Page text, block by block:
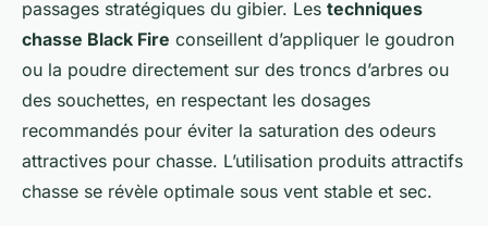
passages stratégiques du gibier. Les techniques
chasse Black Fire conseillent d’appliquer le goudron
ou la poudre directement sur des troncs d’arbres ou
des souchettes, en respectant les dosages
recommandés pour éviter la saturation des odeurs
attractives pour chasse. L’utilisation produits attractifs
chasse se révèle optimale sous vent stable et sec.